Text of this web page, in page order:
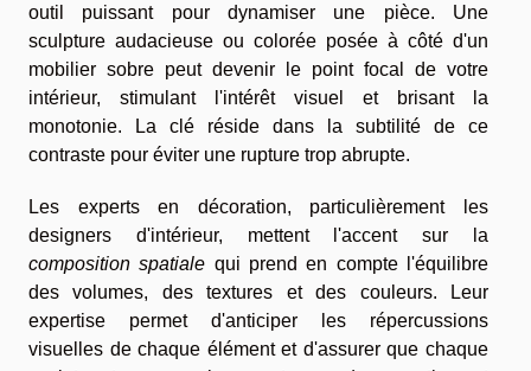
outil puissant pour dynamiser une pièce. Une
sculpture audacieuse ou colorée posée à côté d'un
mobilier sobre peut devenir le point focal de votre
intérieur, stimulant l'intérêt visuel et brisant la
monotonie. La clé réside dans la subtilité de ce
contraste pour éviter une rupture trop abrupte.
Les experts en décoration, particulièrement les
designers d'intérieur, mettent l'accent sur la
composition spatiale qui prend en compte l'équilibre
des volumes, des textures et des couleurs. Leur
expertise permet d'anticiper les répercussions
visuelles de chaque élément et d'assurer que chaque